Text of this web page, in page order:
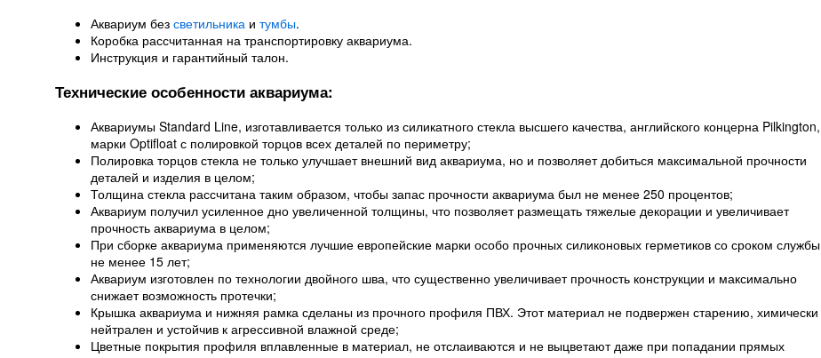
Аквариум без светильника и тумбы.
Коробка рассчитанная на транспортировку аквариума.
Инструкция и гарантийный талон.
Технические особенности аквариума:
Аквариумы Standard Line, изготавливается только из силикатного стекла высшего качества, английского концерна Pilkington,
марки Optifloat с полировкой торцов всех деталей по периметру;
Полировка торцов стекла не только улучшает внешний вид аквариума, но и позволяет добиться максимальной прочности
деталей и изделия в целом;
Толщина стекла рассчитана таким образом, чтобы запас прочности аквариума был не менее 250 процентов;
Аквариум получил усиленное дно увеличенной толщины, что позволяет размещать тяжелые декорации и увеличивает
прочность аквариума в целом;
При сборке аквариума применяются лучшие европейские марки особо прочных силиконовых герметиков со сроком службы
не менее 15 лет;
Аквариум изготовлен по технологии двойного шва, что существенно увеличивает прочность конструкции и максимально
снижает возможность протечки;
Крышка аквариума и нижняя рамка сделаны из прочного профиля ПВХ. Этот материал не подвержен старению, химически
нейтрален и устойчив к агрессивной влажной среде;
Цветные покрытия профиля вплавленные в материал, не отслаиваются и не выцветают даже при попадании прямых